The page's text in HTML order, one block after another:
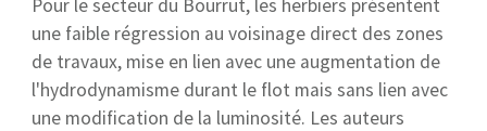
Pour le secteur du Bourrut, les herbiers présentent
une faible régression au voisinage direct des zones
de travaux, mise en lien avec une augmentation de
l'hydrodynamisme durant le flot mais sans lien avec
une modification de la luminosité. Les auteurs